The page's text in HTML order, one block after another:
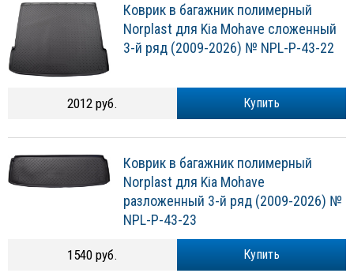
Коврик в багажник полимерный
Norplast для Kia Mohave сложенный
3-й ряд (2009-2026) № NPL-P-43-22
Купить
2012 руб.
Коврик в багажник полимерный
Norplast для Kia Mohave
разложенный 3-й ряд (2009-2026) №
NPL-P-43-23
Купить
1540 руб.